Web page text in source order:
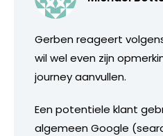
Gerben reageert
wil wel even zijn
journey aanvullen.
Een potentiele klant
algemeen Google